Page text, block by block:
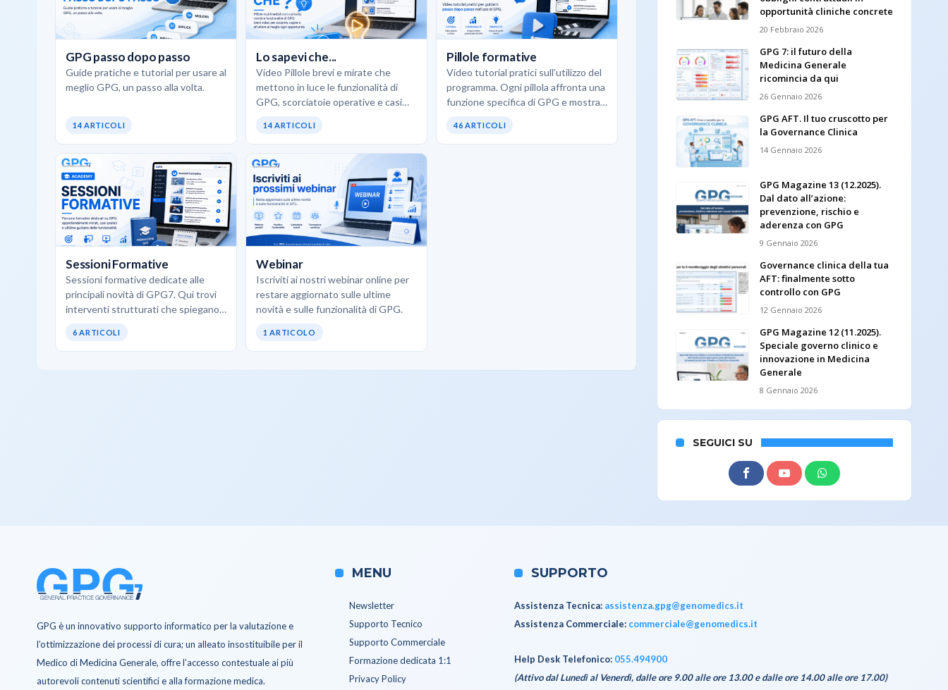
GPG passo dopo passo
Guide pratiche e tutorial per usare al
meglio GPG, un passo alla volta.
14 ARTICOLI
Lo sapevi che...
Video Pillole brevi e mirate che
mettono in luce le funzionalità di
GPG, scorciatoie operative e casi
opportunità pratiche…
14 ARTICOLI
Pillole formative
Video tutorial pratici sull’utilizzo del
programma. Ogni pillola affronta una
funzione specifica di GPG e mostra
teoria inutile. Ideali quando…
46 ARTICOLI
Sessioni Formative
Sessioni formative dedicate alle
principali novità di GPG7. Qui trovi
interventi strutturati che spiegano
moduli, le funzionalità avanzate…
6 ARTICOLI
Webinar
Iscriviti ai nostri webinar online per
restare aggiornato sulle ultime
novità e sulle funzionalità di GPG.
1 ARTICOLO
opportunità cliniche concrete
20 Febbraio 2026
GPG 7: il futuro della
Medicina Generale
ricomincia da qui
26 Gennaio 2026
GPG AFT. Il tuo cruscotto per
la Governance Clinica
14 Gennaio 2026
GPG Magazine 13 (12.2025).
Dal dato all’azione:
prevenzione, rischio e
aderenza con GPG
9 Gennaio 2026
Governance clinica della tua
AFT: finalmente sotto
controllo con GPG
12 Gennaio 2026
GPG Magazine 12 (11.2025).
Speciale governo clinico e
innovazione in Medicina
Generale
8 Gennaio 2026
SEGUICI SU
GPG è un innovativo supporto informatico per la valutazione e
l’ottimizzazione dei processi di cura; un alleato insostituibile per il
Medico di Medicina Generale, offre l’accesso contestuale ai più
autorevoli contenuti scientifici e alla formazione medica.
MENU
Newsletter
Supporto Tecnico
Supporto Commerciale
Formazione dedicata 1:1
Privacy Policy
SUPPORTO
Assistenza Tecnica: assistenza.gpg@genomedics.it
Assistenza Commerciale: commerciale@genomedics.it
Help Desk Telefonico: 055.494900
(Attivo dal Lunedì al Venerdì, dalle ore 9.00 alle ore 13.00 e dalle ore 14.00 alle ore 17.00)